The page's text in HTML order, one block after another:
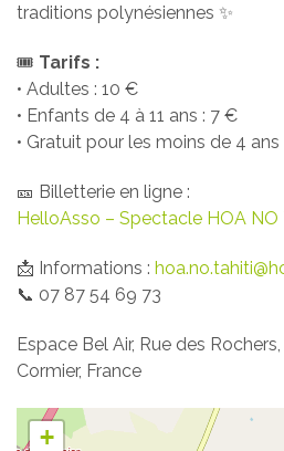
traditions polynésiennes ✨
🎟️ Tarifs :
• Adultes : 10 €
• Enfants de 4 à 11 ans : 7 €
• Gratuit pour les moins de 4 ans
🎫 Billetterie en ligne :
HelloAsso – Spectacle HOA NO
📩 Informations :
📞 07 87 54 69 73
Espace Bel Air, Rue des
Cormier, France
+